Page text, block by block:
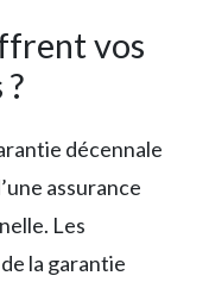
vos
décennale
assurance
Les
la garantie